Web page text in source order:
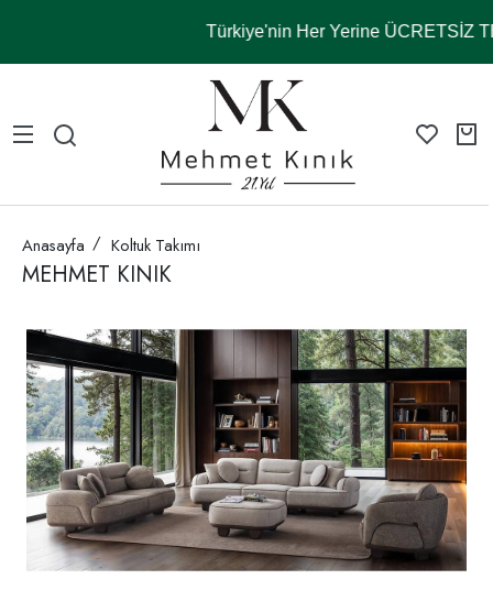
Türkiye'nin Her Yerine ÜCRETSİZ
Anasayfa Koltuk Takımı
MEHMET KINIK